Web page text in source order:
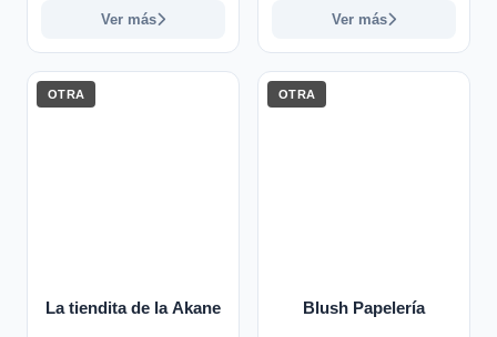
Ver más Ver más
OTRA
La tiendita de la Akane
OTRA
Blush Papelería